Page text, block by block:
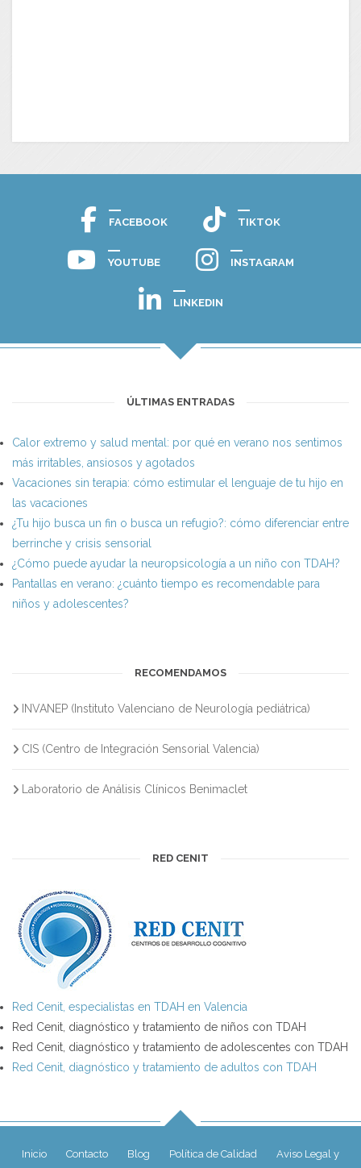
FACEBOOK TIKTOK
YOUTUBE INSTAGRAM
LINKEDIN
ÚLTIMAS ENTRADAS
Calor extremo y salud mental: por qué en verano nos sentimos
más irritables, ansiosos y agotados
Vacaciones sin terapia: cómo estimular el lenguaje de tu hijo en
las vacaciones
¿Tu hijo busca un fin o busca un refugio?: cómo diferenciar entre
berrinche y crisis sensorial
¿Cómo puede ayudar la neuropsicología a un niño con TDAH?
Pantallas en verano: ¿cuánto tiempo es recomendable para
niños y adolescentes?
RECOMENDAMOS
INVANEP (Instituto Valenciano de Neurología pediátrica)
CIS (Centro de Integración Sensorial Valencia)
Laboratorio de Análisis Clínicos Benimaclet
RED CENIT
Red Cenit, especialistas en TDAH en Valencia
Red Cenit, diagnóstico y tratamiento de niños con TDAH
Red Cenit, diagnóstico y tratamiento de adolescentes con TDAH
Red Cenit, diagnóstico y tratamiento de adultos con TDAH
Inicio Contacto Blog Política de Calidad Aviso Legal y